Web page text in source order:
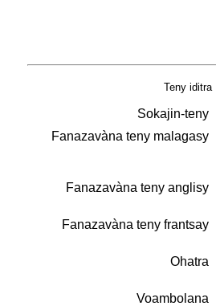
Teny iditra
Sokajin-teny
Fanazavàna teny malagasy
Fanazavàna teny anglisy
Fanazavàna teny frantsay
Ohatra
Voambolana